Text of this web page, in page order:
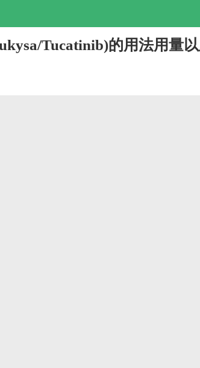
Tucatinib)的用法用量